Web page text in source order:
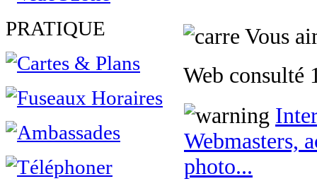
PRATIQUE
Vous
Web consulté
Webmasters,
photo...